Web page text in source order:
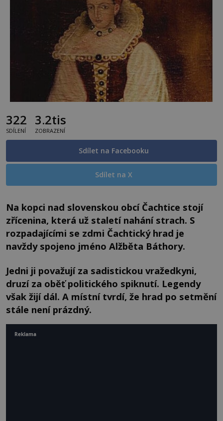
322
SDÍLENÍ
3.2tis
ZOBRAZENÍ
Sdílet na Facebooku
Sdílet na X
Na kopci nad slovenskou obcí Čachtice stojí
zřícenina, která už staletí nahání strach. S
rozpadajícími se zdmi Čachtický hrad je
navždy spojeno jméno Alžběta Báthory.
Jedni ji považují za sadistickou vražedkyni,
druzí za oběť politického spiknutí. Legendy
však žijí dál. A místní tvrdí, že hrad po setmění
stále není prázdný.
Reklama